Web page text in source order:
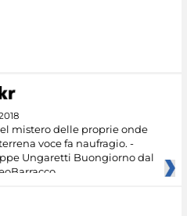
mistero delle proprie onde
voce fa naufragio. -
Ungaretti Buongiorno dal